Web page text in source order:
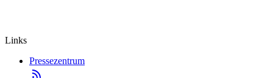
Links
Pressezentrum